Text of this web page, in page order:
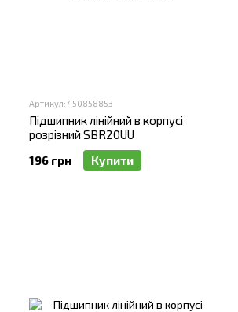
ідеальними для професійного
комплектуючих.
та точність у роботі.
Артикул: 450858853
Підшипник лінійний в корпусі
розрізний SBR20UU
196 грн
Купити